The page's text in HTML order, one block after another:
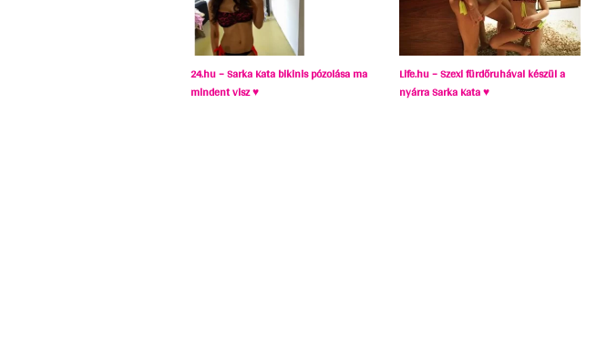
24.hu – Sarka Kata bikinis pózolása ma
mindent visz ♥
Life.hu – Szexi fürdőruhával készül a
nyárra Sarka Kata ♥